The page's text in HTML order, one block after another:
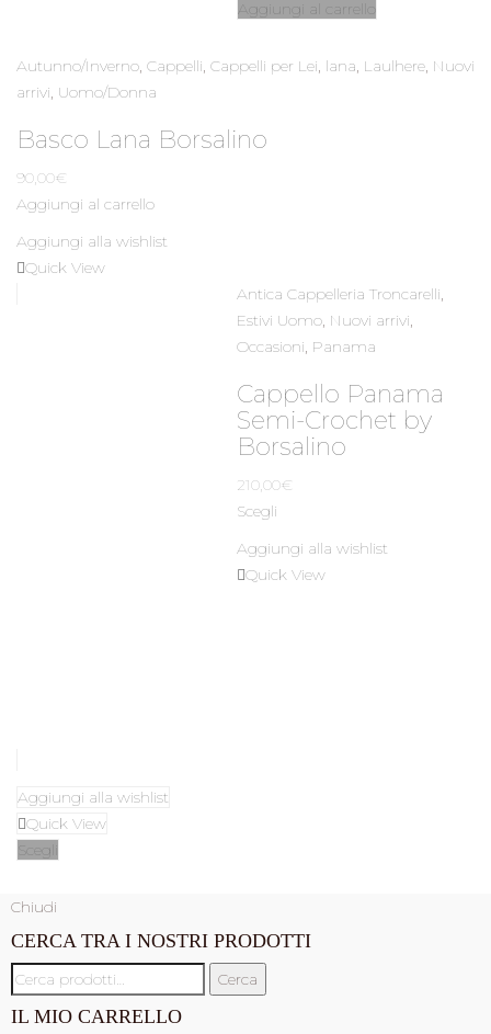
Aggiungi al carrello
Autunno/Inverno, Cappelli, Cappelli per Lei, lana, Laulhere, Nuovi
arrivi, Uomo/Donna
Basco Lana Borsalino
90,00€
Aggiungi al carrello
Aggiungi alla wishlist
Quick View
Aggiungi alla wishlist
Quick View
Scegli
Antica Cappelleria Troncarelli,
Estivi Uomo, Nuovi arrivi,
Occasioni, Panama
Cappello Panama
Semi-Crochet by
Borsalino
210,00€
Scegli
Aggiungi alla wishlist
Quick View
Chiudi
CERCA TRA I NOSTRI PRODOTTI
Cerca: Cerca
IL MIO CARRELLO